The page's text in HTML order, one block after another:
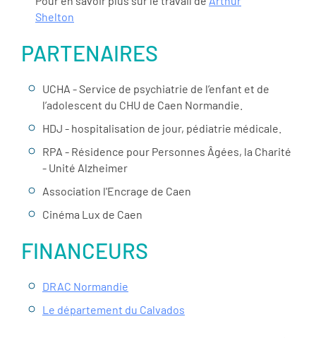
Shelton
PARTENAIRES
UCHA - Service de psychiatrie de l’enfant et de
l’adolescent du CHU de Caen Normandie.
HDJ - hospitalisation de jour, pédiatrie médicale.
RPA - Résidence pour Personnes Âgées, la Charité
- Unité Alzheimer
Association l'Encrage de Caen
Cinéma Lux de Caen
FINANCEURS
DRAC Normandie
Le département du Calvados